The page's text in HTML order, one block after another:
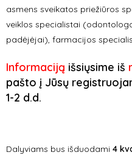
asmens sveikatos priežiūros
veiklos specialistai
padėjėjai), farmacijos
Informaciją išsiųsime iš
pašto į Jūsų
1-2 d.d.
Dalyviams bus išduodami 4